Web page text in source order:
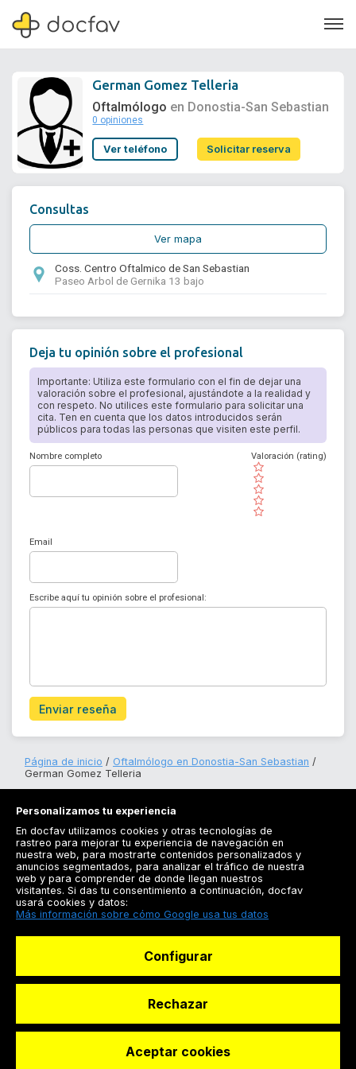
Soporte
German Gomez Telleria
Oftalmólogo en Donostia-San Sebastian
0 opiniones
Ver teléfono Solicitar reserva
Consultas
Ver mapa
Coss. Centro Oftalmico de San Sebastian
Paseo Arbol de Gernika 13 bajo
Deja tu opinión sobre el profesional
Importante: Utiliza este formulario con el fin de dejar una
valoración sobre el profesional, ajustándote a la realidad y
con respeto. No utilices este formulario para solicitar una
cita. Ten en cuenta que los datos introducidos serán
públicos para todas las personas que visiten este perfil.
Nombre completo
( )
( )
( )
( )
( )
Valoración (rating)
Email
Escribe aquí tu opinión sobre el profesional:
Enviar reseña
Página de inicio
Oftalmólogo en Donostia-San Sebastian
German Gomez Telleria
Registrarse
Docfav
© Dashboard Technologies S.L
Personalizamos tu experiencia
En docfav utilizamos cookies y otras tecnologías de
rastreo para mejorar tu experiencia de navegación en
nuestra web, para mostrarte contenidos personalizados y
anuncios segmentados, para analizar el tráfico de nuestra
web y para comprender de donde llegan nuestros
visitantes. Si das tu consentimiento a continuación, docfav
usará cookies y datos:
Más información sobre cómo Google usa tus datos
Configurar
Rechazar
Aceptar cookies